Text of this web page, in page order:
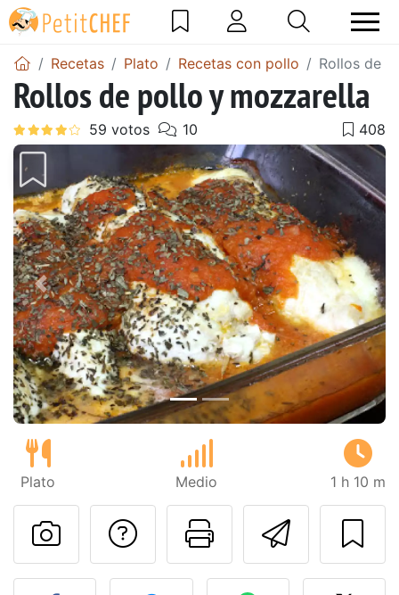
Recetas Plato Recetas con pollo Rollos de
Rollos de pollo y mozzarella
Anterior
Plato Medio 1 h 10 m
Imprimir
Preguntar al autor
Publicar la foto de esta